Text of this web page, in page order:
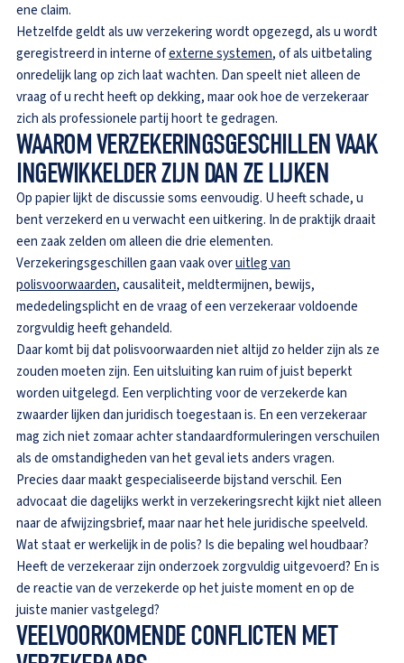
ene claim.
Hetzelfde geldt als uw verzekering wordt opgezegd, als u wordt
geregistreerd in interne ofexterne systemen, of als uitbetaling
onredelijk lang op zich laat wachten. Dan speelt niet alleen de
vraag of u recht heeft op dekking, maar ook hoe de verzekeraar
zich als professionele partij hoort te gedragen.
WAAROM VERZEKERINGSGESCHILLEN VAAK
INGEWIKKELDER ZIJN DAN ZE LIJKEN
Op papier lijkt de discussie soms eenvoudig. U heeft schade, u
bent verzekerd en u verwacht een uitkering. In de praktijk draait
een zaak zelden om alleen die drie elementen.
Verzekeringsgeschillen gaan vaak overuitleg van
polisvoorwaarden, causaliteit, meldtermijnen, bewijs,
mededelingsplicht en de vraag of een verzekeraar voldoende
zorgvuldig heeft gehandeld.
Daar komt bij dat polisvoorwaarden niet altijd zo helder zijn als ze
zouden moeten zijn. Een uitsluiting kan ruim of juist beperkt
worden uitgelegd. Een verplichting voor de verzekerde kan
zwaarder lijken dan juridisch toegestaan is. En een verzekeraar
mag zich niet zomaar achter standaardformuleringen verschuilen
als de omstandigheden van het geval iets anders vragen.
Precies daar maakt gespecialiseerde bijstand verschil. Een
advocaat die dagelijks werkt in verzekeringsrecht kijkt niet alleen
naar de afwijzingsbrief, maar naar het hele juridische speelveld.
Wat staat er werkelijk in de polis? Is die bepaling wel houdbaar?
Heeft de verzekeraar zijn onderzoek zorgvuldig uitgevoerd? En is
de reactie van de verzekerde op het juiste moment en op de
juiste manier vastgelegd?
VEELVOORKOMENDE CONFLICTEN MET